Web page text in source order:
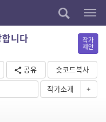
니다 작가
제안
공유
숏코드복사
작가소개 +